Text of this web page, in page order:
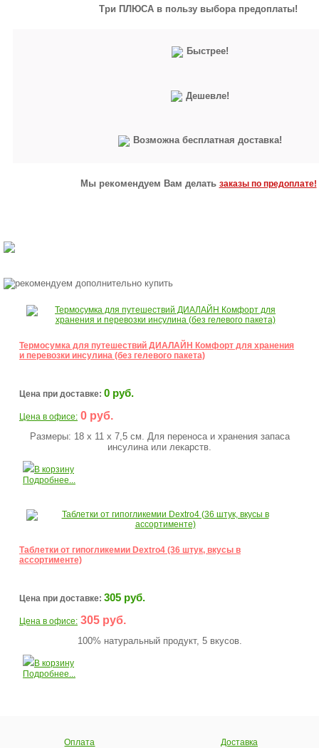
Три ПЛЮСА в пользу выбора предоплаты!
Быстрее!
Дешевле!
Возможна бесплатная доставка!
Мы рекомендуем Вам делать заказы по предоплате!
Термосумка для путешествий ДИАЛАЙН Комфорт для хранения
и перевозки инсулина (без гелевого пакета)
Цена при доставке: 0 руб.
Цена в офисе: 0 руб.
Размеры: 18 х 11 х 7,5 см. Для переноса и хранения запаса
инсулина или лекарств.
В корзину
Подробнее...
Таблетки от гипогликемии Dextro4 (36 штук, вкусы в
ассортименте)
Цена при доставке: 305 руб.
Цена в офисе: 305 руб.
100% натуральный продукт, 5 вкусов.
В корзину
Подробнее...
Оплата Доставка